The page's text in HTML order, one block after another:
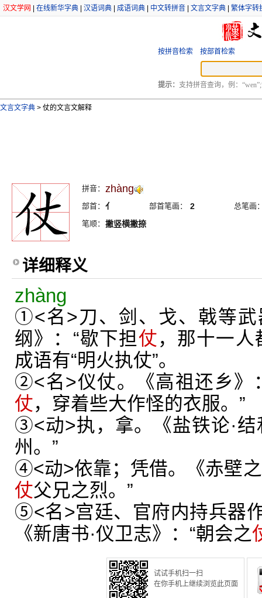
汉文学网 在线新华字典 汉语词典 成语词典 中文转拼音 文言文字典 繁体字转
按拼音检索 按部首检索
提示： 支持拼音查询，例：
文言文字典 > 仗的文言文解释
拼音： zhàng
部首： 亻 部首笔画： 2
总笔画
笔顺： 撇竖横撇捺
详细释义
zhàng
①<名>刀、剑、戈、戟等武
纲》：“歇下担仗，那十一人
成语有“明火执仗”。
②<名>仪仗。《高祖还乡》
仗，穿着些大作怪的衣服。”
③<动>执，拿。《盐铁论·结
州。”
④<动>依靠；凭借。《赤壁
仗父兄之烈。”
⑤<名>宫廷、官府内持兵器
《新唐书·仪卫志》：“朝会之
试试手机扫一扫
在你手机上继续浏览此页面